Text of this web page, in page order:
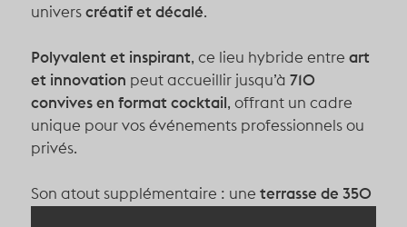
universcréatif et décalé.
Polyvalent et inspirant, ce lieu hybride entre art
et innovation peut accueillir jusqu’à 710
convives en format cocktail, offrant un cadre
unique pour vos événements professionnels ou
privés.
Son atout supplémentaire : une terrasse de 350